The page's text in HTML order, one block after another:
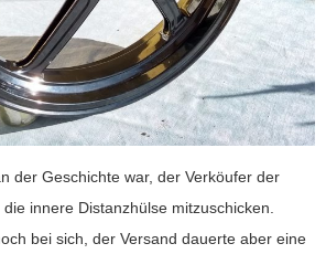
der Geschichte war, der Verköufer der
innere Distanzhülse mitzuschicken.
bei sich, der Versand dauerte aber eine